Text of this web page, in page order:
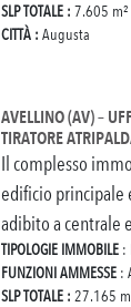
SLP TOTALE : 7.605 m²
CITTÀ : Augusta
AVELLINO (AV) –
TIRATORE
Il complesso
edificio principale
adibito a centrale
TIPOLOGIE IMMOBILE :
FUNZIONI AMMESSE :
SLP TOTALE : 27.165